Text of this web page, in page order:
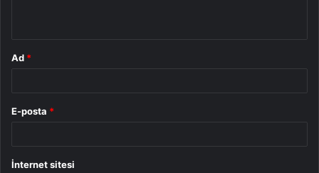
Ad *
E-posta *
İnternet sitesi